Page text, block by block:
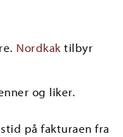
Nordkak tilbyr
og liker.
på fakturaen fra